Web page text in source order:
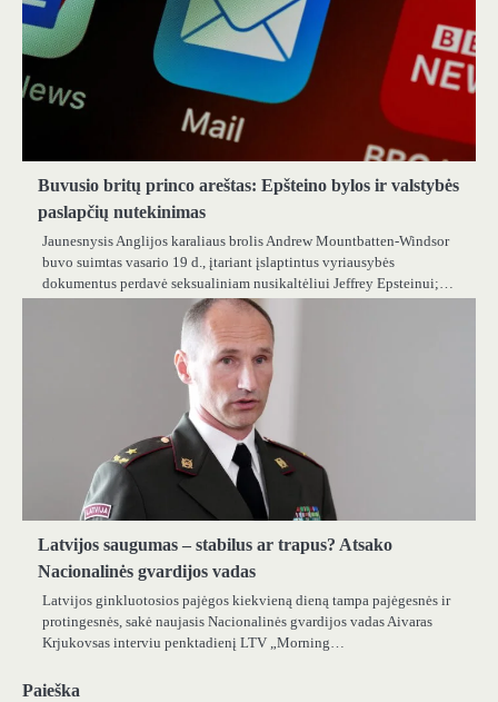
Buvusio britų princo areštas: Epšteino bylos ir valstybės
paslapčių nutekinimas
Jaunesnysis Anglijos karaliaus brolis Andrew Mountbatten-Windsor
buvo suimtas vasario 19 d., įtariant įslaptintus vyriausybės
dokumentus perdavė seksualiniam nusikaltėliui Jeffrey Epsteinui;…
Latvijos saugumas – stabilus ar trapus? Atsako
Nacionalinės gvardijos vadas
Latvijos ginkluotosios pajėgos kiekvieną dieną tampa pajėgesnės ir
protingesnės, sakė naujasis Nacionalinės gvardijos vadas Aivaras
Krjukovsas interviu penktadienį LTV „Morning…
Paieška